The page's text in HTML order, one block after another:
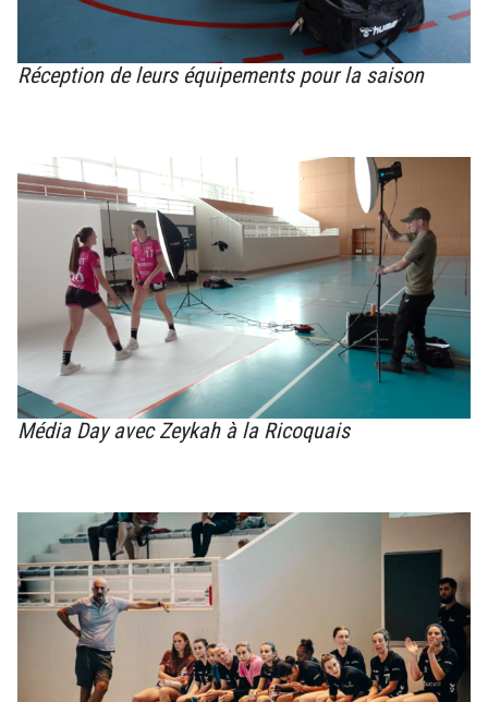
Réception de leurs équipements pour la saison
Média Day avec Zeykah à la Ricoquais